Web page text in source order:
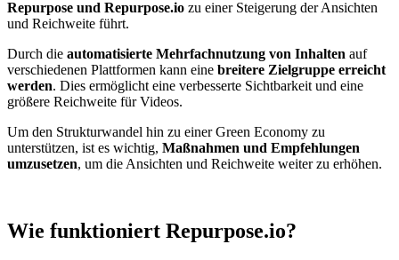
Repurpose und Repurpose.io zu einer Steigerung der Ansichten
und Reichweite führt.
Durch die automatisierte Mehrfachnutzung von Inhalten auf
verschiedenen Plattformen kann eine breitere Zielgruppe erreicht
werden. Dies ermöglicht eine verbesserte Sichtbarkeit und eine
größere Reichweite für Videos.
Um den Strukturwandel hin zu einer Green Economy zu
unterstützen, ist es wichtig, Maßnahmen und Empfehlungen
umzusetzen, um die Ansichten und Reichweite weiter zu erhöhen.
Wie funktioniert Repurpose.io?